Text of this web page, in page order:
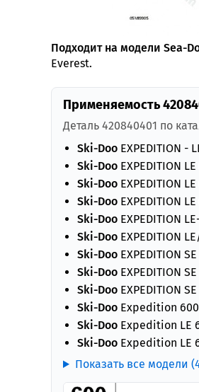
Подходит на модели Sea-
Everest.
Применяемость
Деталь 420840401 по
Ski-Doo EXPEDITION -
Ski-Doo EXPEDITION
Ski-Doo EXPEDITION
Ski-Doo EXPEDITION
Ski-Doo EXPEDITION
Ski-Doo EXPEDITION
Ski-Doo EXPEDITION
Ski-Doo EXPEDITION
Ski-Doo EXPEDITION
Ski-Doo Expedition 600
Ski-Doo Expedition LE
Ski-Doo Expedition LE
Показать все модели